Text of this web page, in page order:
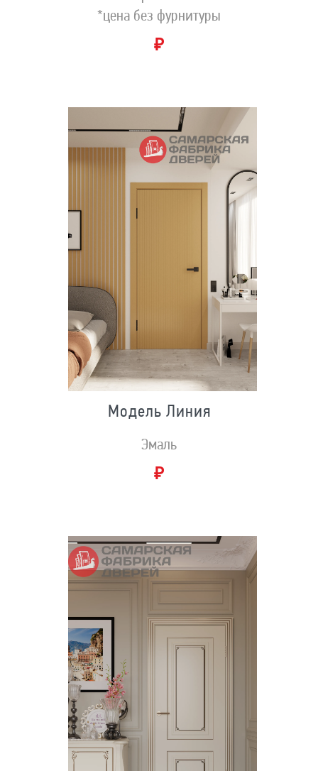
*цена без фурнитуры
₽
Модель Линия
Эмаль
₽